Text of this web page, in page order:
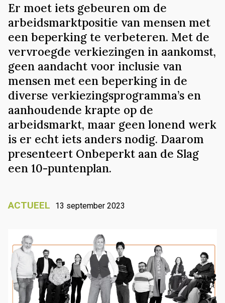
Er moet iets gebeuren om de
arbeidsmarktpositie van mensen met
een beperking te verbeteren. Met de
vervroegde verkiezingen in aankomst,
geen aandacht voor inclusie van
mensen met een beperking in de
diverse verkiezingsprogramma’s en
aanhoudende krapte op de
arbeidsmarkt, maar geen lonend werk
is er echt iets anders nodig. Daarom
presenteert Onbeperkt aan de Slag
een 10-puntenplan.
ACTUEEL 13 september 2023